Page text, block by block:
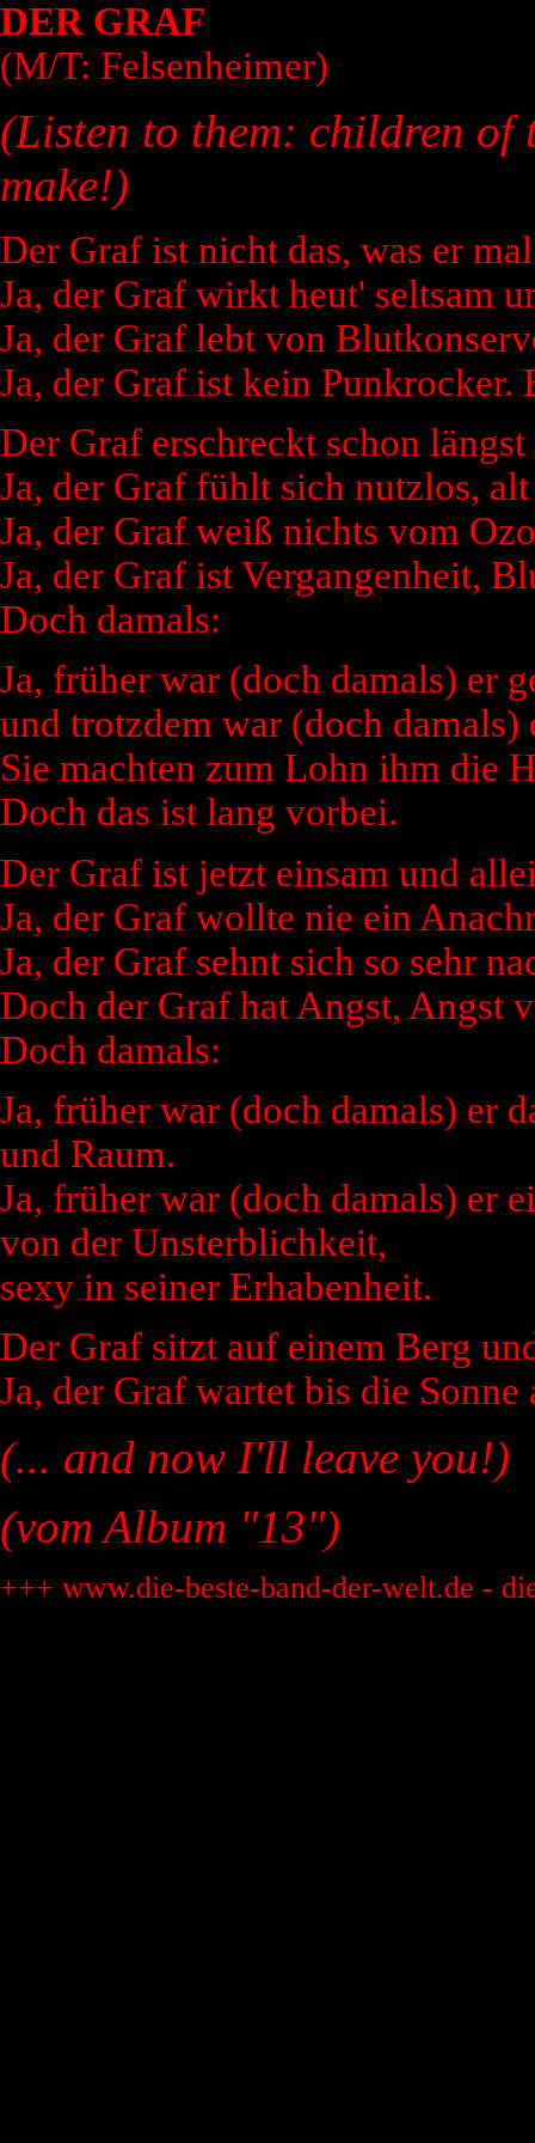
DER GRAF
(M/T: Felsenheimer)
(Listen to them: children of
make!)
Der Graf ist nicht das, was er
Ja, der Graf wirkt heut' seltsam
Ja, der Graf lebt von
Ja, der Graf ist kein Punkrocker.
Der Graf erschreckt schon
Ja, der Graf fühlt sich nutzlos,
Ja, der Graf weiß nichts vom
Ja, der Graf ist Vergangenheit,
Doch damals:
Ja, früher war (doch damals) er
und trotzdem war (doch damals)
Sie machten zum Lohn ihm die
Doch das ist lang vorbei.
Der Graf ist jetzt einsam und
Ja, der Graf wollte nie ein
Ja, der Graf sehnt sich so sehr
Doch der Graf hat Angst, Angst
Doch damals:
Ja, früher war (doch damals) er
und Raum.
Ja, früher war (doch damals) er
von der Unsterblichkeit,
sexy in seiner Erhabenheit.
Der Graf sitzt auf einem Berg
Ja, der Graf wartet bis die
(... and now I'll leave you!)
(vom Album "13")
+++ www.die-beste-band-der-welt.de -